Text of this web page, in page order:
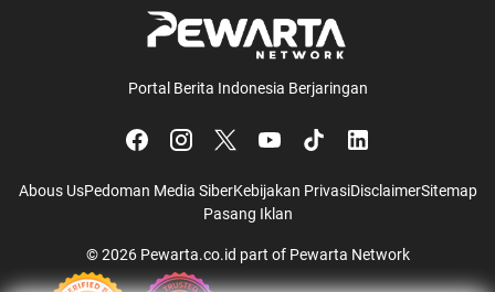
Portal Berita Indonesia Berjaringan
Abous UsPedoman Media SiberKebijakan PrivasiDisclaimerSitemap
Pasang Iklan
© 2026 Pewarta.co.id part of Pewarta Network